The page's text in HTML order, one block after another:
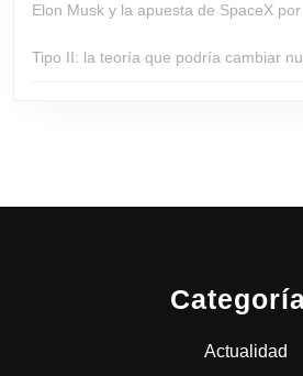
Elon Musk y la apuesta de SpaceX
Tipo II: la teoría que podría cambiar
Actualidad